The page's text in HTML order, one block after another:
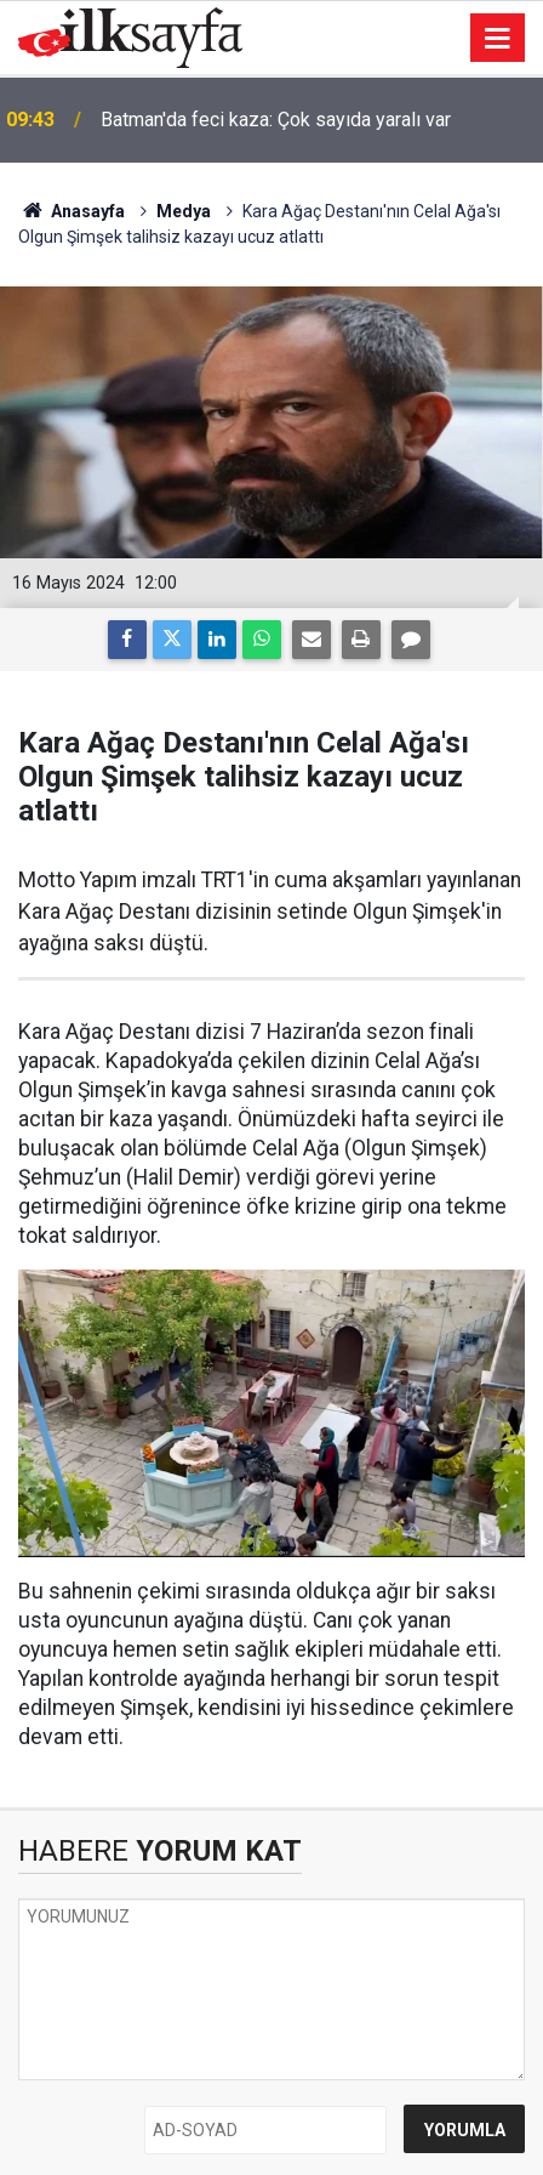
09:43 Batman'da feci kaza: Çok sayıda yaralı var
Anasayfa Medya
Kara Ağaç Destanı'nın Celal Ağa'sı
Olgun Şimşek talihsiz kazayı ucuz atlattı
12:00
16 Mayıs 2024
Kara Ağaç Destanı'nın Celal Ağa'sı
Olgun Şimşek talihsiz kazayı ucuz
atlattı
Motto Yapım imzalı TRT1'in cuma akşamları yayınlanan
Kara Ağaç Destanı dizisinin setinde Olgun Şimşek'in
ayağına saksı düştü.
Kara Ağaç Destanı dizisi 7 Haziran’da sezon finali
yapacak. Kapadokya’da çekilen dizinin Celal Ağa’sı
Olgun Şimşek’in kavga sahnesi sırasında canını çok
acıtan bir kaza yaşandı. Önümüzdeki hafta seyirci ile
buluşacak olan bölümde Celal Ağa (Olgun Şimşek)
Şehmuz’un (Halil Demir) verdiği görevi yerine
getirmediğini öğrenince öfke krizine girip ona tekme
tokat saldırıyor.
Bu sahnenin çekimi sırasında oldukça ağır bir saksı
usta oyuncunun ayağına düştü. Canı çok yanan
oyuncuya hemen setin sağlık ekipleri müdahale etti.
Yapılan kontrolde ayağında herhangi bir sorun tespit
edilmeyen Şimşek, kendisini iyi hissedince çekimlere
devam etti.
HABERE YORUM KAT